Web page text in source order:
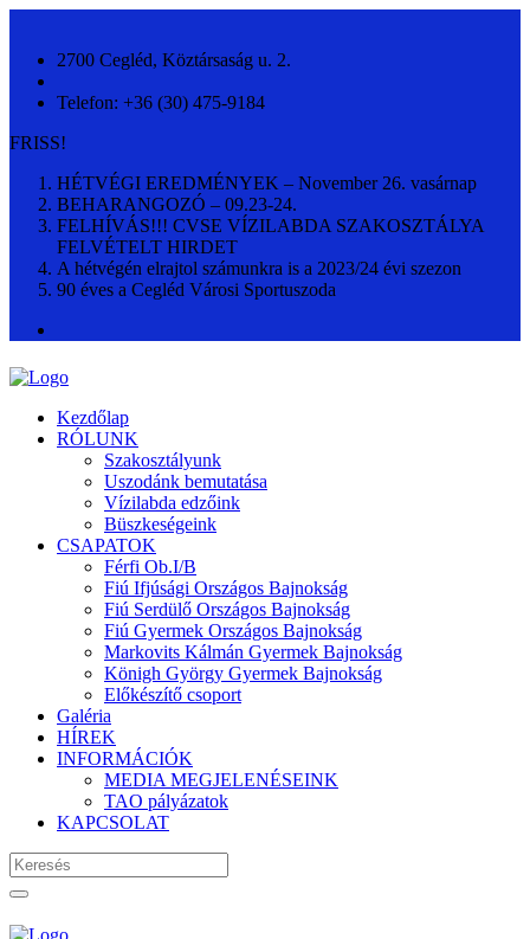
2700 Cegléd, Köztársaság u. 2.
Telefon: +36 (30) 475-9184
FRISS!
HÉTVÉGI EREDMÉNYEK – November 26. vasárnap
BEHARANGOZÓ – 09.23-24.
FELHÍVÁS!!! CVSE VÍZILABDA SZAKOSZTÁLYA
FELVÉTELT HIRDET
A hétvégén elrajtol számunkra is a 2023/24 évi szezon
90 éves a Cegléd Városi Sportuszoda
Kezdőlap
RÓLUNK
Szakosztályunk
Uszodánk bemutatása
Vízilabda edzőink
Büszkeségeink
CSAPATOK
Férfi Ob.I/B
Fiú Ifjúsági Országos Bajnokság
Fiú Serdülő Országos Bajnokság
Fiú Gyermek Országos Bajnokság
Markovits Kálmán Gyermek Bajnokság
Königh György Gyermek Bajnokság
Előkészítő csoport
Galéria
HÍREK
INFORMÁCIÓK
MEDIA MEGJELENÉSEINK
TAO pályázatok
KAPCSOLAT